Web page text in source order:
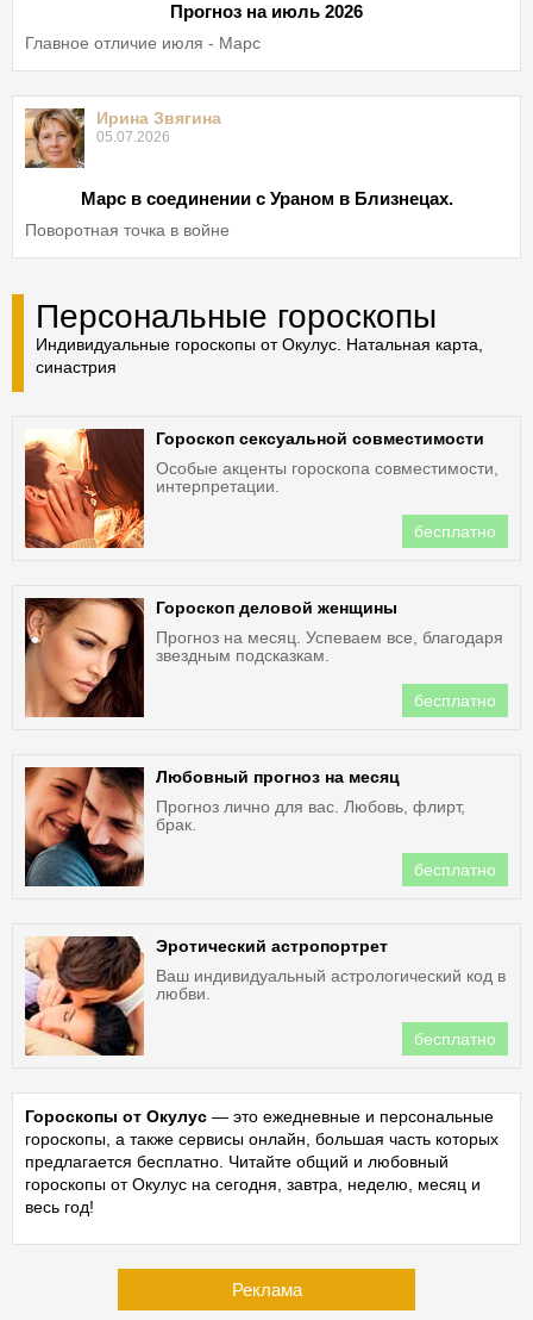
Прогноз на июль 2026
Главное отличие июля - Марс
Ирина Звягина
05.07.2026
Марс в соединении с Ураном в Близнецах.
Поворотная точка в войне
Персональные гороскопы
Индивидуальные гороскопы от Окулус. Натальная карта,
синастрия
Гороскоп сексуальной совместимости
Особые акценты гороскопа совместимости,
интерпретации.
бесплатно
Гороскоп деловой женщины
Прогноз на месяц. Успеваем все, благодаря
звездным подсказкам.
бесплатно
Любовный прогноз на месяц
Прогноз лично для вас. Любовь, флирт,
брак.
бесплатно
Эротический астропортрет
Ваш индивидуальный астрологический код в
любви.
бесплатно
Гороскопы от Окулус — это ежедневные и персональные
гороскопы, а также сервисы онлайн, большая часть которых
предлагается бесплатно. Читайте общий и любовный
гороскопы от Окулус на сегодня, завтра, неделю, месяц и
весь год!
Реклама